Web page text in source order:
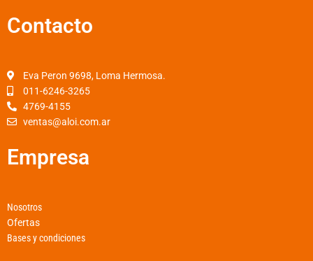
o
r
Contacto
Eva Peron 9698, Loma Hermosa.
011-6246-3265
4769-4155
ventas@aloi.com.ar
Empresa
Nosotros
Ofertas
Bases y condiciones